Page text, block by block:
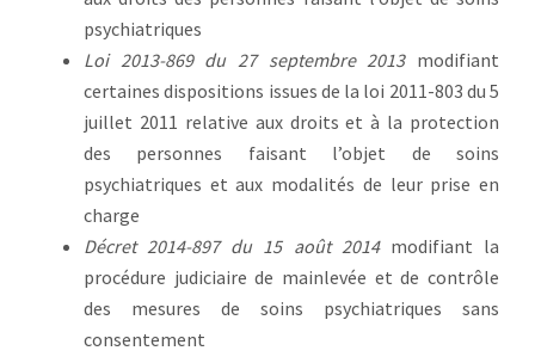
psychiatriques
Loi 2013-869 du 27 septembre 2013modifiant
certaines dispositions issues de la loi 2011-803 du 5
juillet 2011 relative aux droits et à la protection
des personnes faisant l’objet de soins
psychiatriques et aux modalités de leur prise en
charge
Décret 2014-897 du 15 août 2014modifiant la
procédure judiciaire de mainlevée et de contrôle
des mesures de soins psychiatriques sans
consentement